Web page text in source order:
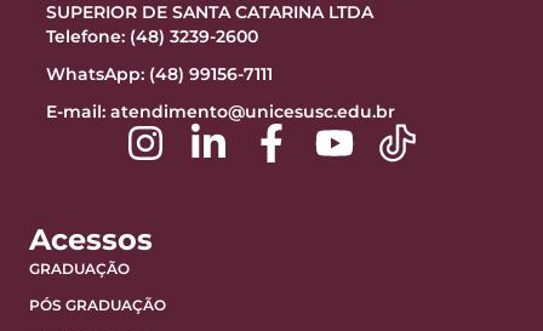
SUPERIOR DE SANTA CATARINA LTDA
Telefone: (48) 3239-2600
WhatsApp: (48) 99156-7111
E-mail: atendimento@unicesusc.edu.br
Acessos
GRADUAÇÃO
PÓS GRADUAÇÃO